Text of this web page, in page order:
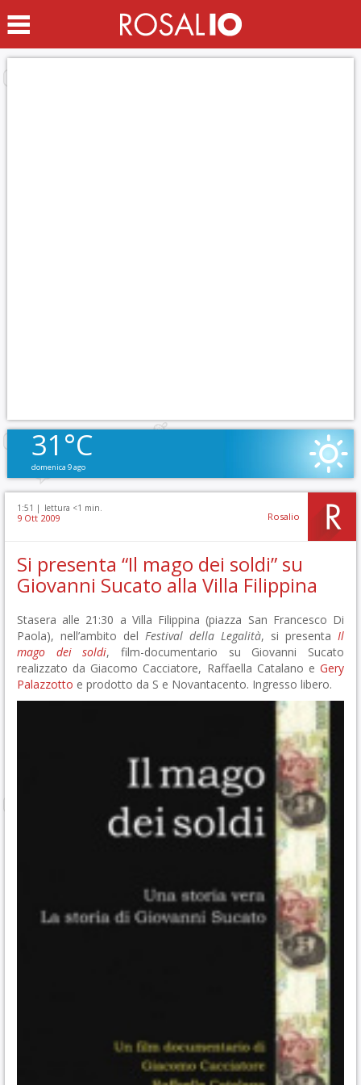
31°C
domenica 9 ago
1:51 | lettura <1 min.
9 Ott 2009 Rosalio
Si presenta “Il mago dei soldi” su
Giovanni Sucato alla Villa Filippina
Stasera alle 21:30 a Villa Filippina (piazza San Francesco Di
Paola), nell’ambito del Festival della Legalità, si presenta Il
mago dei soldi, film-documentario su Giovanni Sucato
realizzato da Giacomo Cacciatore, Raffaella Catalano e Gery
Palazzotto e prodotto da S e Novantacento. Ingresso libero.